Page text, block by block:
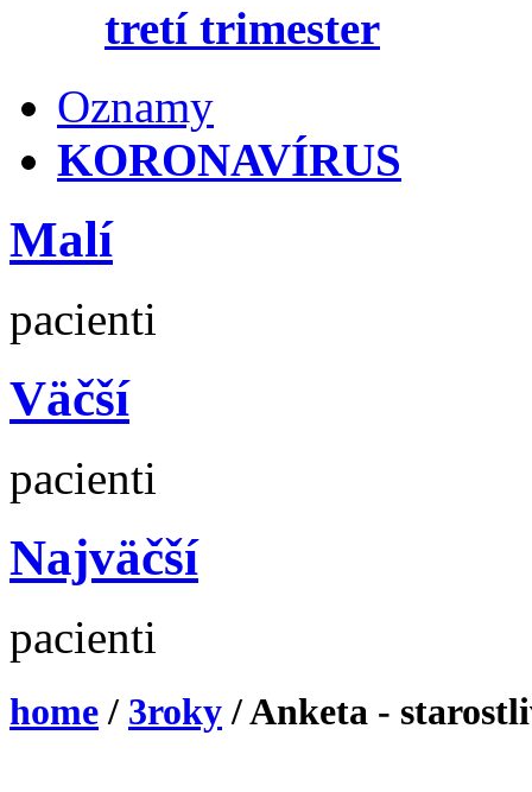
tretí trimester
Oznamy
KORONAVÍRUS
Malí
pacienti
Väčší
pacienti
Najväčší
pacienti
home / 3roky / Anketa -